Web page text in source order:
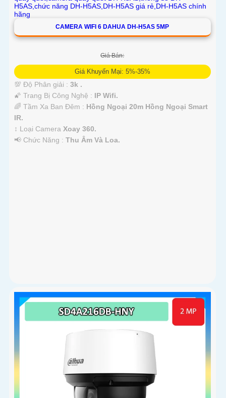
CAMERA WIFI 6 DAHUA DH-H5AS 5MP
Giá Bán:
Giá Khuyến Mại: 5%-35%
💯 Độ Phân giải : 3k .
🌠 Trang Bị Công Nghệ : IP Wifi.
🌈 Tầm Xa Ban Đêm : Hồng Ngoại 20m Hồng Ngoại Smart
IR.
↕️ Loại Camera Xoay 360.
️📢 Chức Năng : Thu Âm Và Loa.